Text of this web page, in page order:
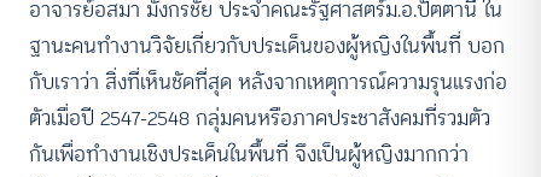
อาจารย์อสมา มังกรชัย ประจำคณะรัฐศาสตร์ม.อ.ปัตตานี ใน
ฐานะคนทำงานวิจัยเกี่ยวกับประเด็นของผู้หญิงในพื้นที่ บอก
กับเราว่า สิ่งที่เห็นชัดที่สุด หลังจากเหตุการณ์ความรุนแรงก่อ
ตัวเมื่อปี 2547-2548 กลุ่มคนหรือภาคประชาสังคมที่รวมตัว
กันเพื่อทำงานเชิงประเด็นในพื้นที่ จึงเป็นผู้หญิงมากกว่า